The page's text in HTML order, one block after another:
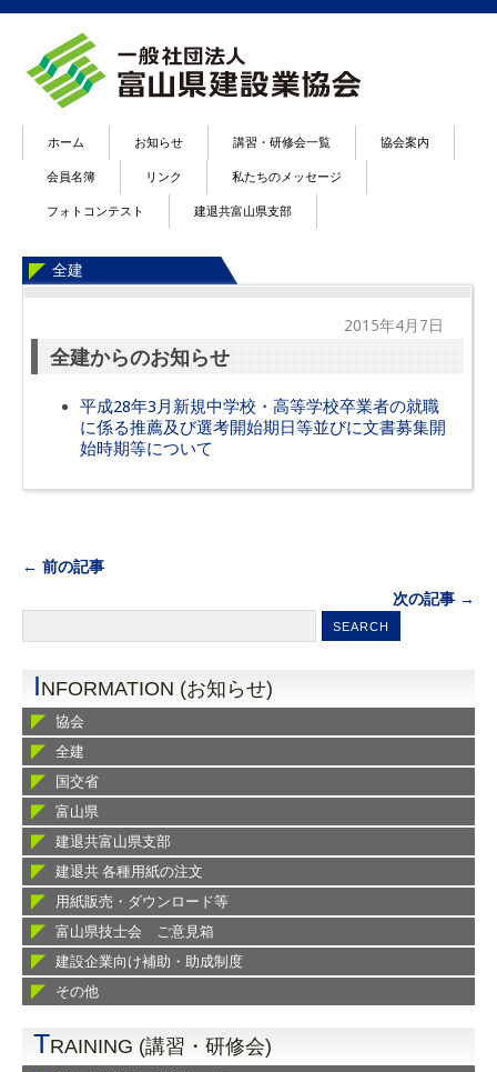
ホーム お知らせ 講習・研修会一覧 協会案内
会員名簿 リンク 私たちのメッセージ
フォトコンテスト 建退共富山県支部
全建
2015年4月7日
全建からのお知らせ
平成28年3月新規中学校・高等学校卒業者の就職
に係る推薦及び選考開始期日等並びに文書募集開
始時期等について
← 前の記事
次の記事 →
INFORMATION (お知らせ)
協会
全建
国交省
富山県
建退共富山県支部
建退共 各種用紙の注文
用紙販売・ダウンロード等
富山県技士会 ご意見箱
建設企業向け補助・助成制度
その他
TRAINING (講習・研修会)